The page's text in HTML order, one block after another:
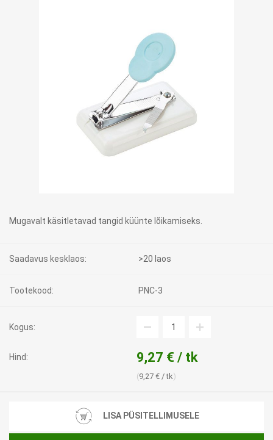
Mugavalt käsitletavad tangid küünte lõikamiseks.
Saadavus kesklaos: >20 laos
Tootekood: PNC-3
Kogus:
Hind: 9,27 € / tk
9,27 € / tk
LISA PÜSITELLIMUSELE